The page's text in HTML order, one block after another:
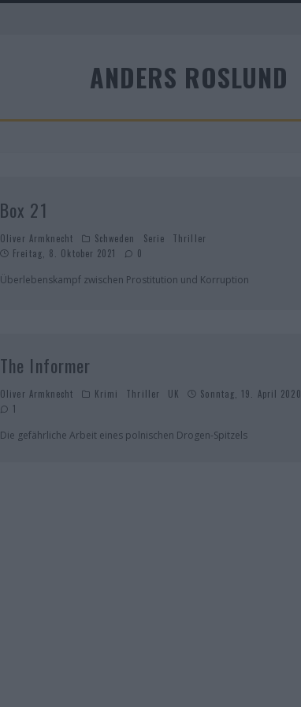
ANDERS ROSLUND
Box 21
Oliver Armknecht Schweden Serie
Thriller
Freitag, 8. Oktober 2021
0
Überlebenskampf zwischen Prostitution und Korruption
The Informer
Oliver Armknecht Krimi Thriller UK
Sonntag, 19. April 2020
1
Die gefährliche Arbeit eines polnischen Drogen-Spitzels